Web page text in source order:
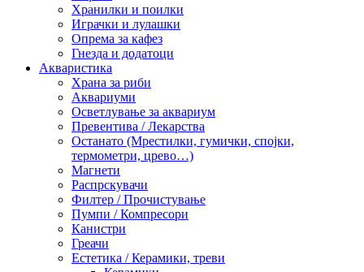
Хранилки и поилки
Играчки и лулашки
Опрема за кафез
Гнезда и додатоци
Акваристика
Храна за риби
Аквариуми
Осветлување за аквариум
Превентива / Лекарства
Останато (Мрестилки, гумички, спојки,
термометри, црево…)
Магнети
Распрскувачи
Филтер / Прочистување
Пумпи / Компресори
Канистри
Греачи
Естетика / Керамики, треви